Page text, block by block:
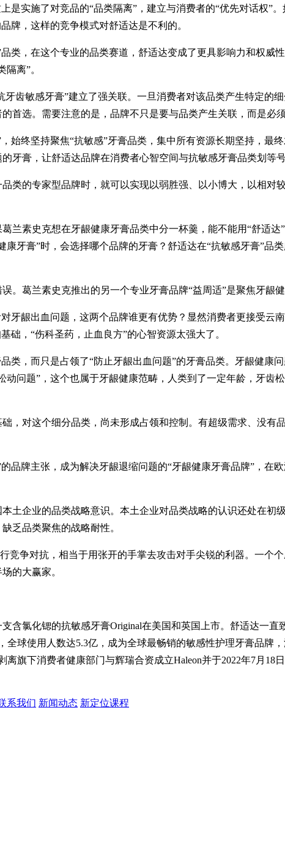
是实施了对竞品的“品类隔离”，建立与消费者的“优先对话权”
牌，这样的竞争模式对舒适达是不利的。
类，在这个专业的品类赛道，舒适达变成了更具影响力和权威
离”。
齿敏感牙膏”建立了强关联。一旦消费者对该品类产生特定的
首选。需要注意的是，品牌不只是要与品类产生关联，而是必
始终坚持聚焦“抗敏感”牙膏品类，集中所有资源长期坚持，最
牙膏，让舒适达品牌在消费者心智空间与抗敏感牙膏品类划等号
类的专家型品牌时，就可以实现以弱胜强、以小博大，以相对
兰素史克想在牙龈健康牙膏品类中分一杯羹，能不能用“舒适
牙膏”时，会选择哪个品牌的牙膏？舒适达在“抗敏感牙膏”品
。葛兰素史克推出的另一个专业牙膏品牌“益周适”是聚焦牙龈健
牙龈出血问题，这两个品牌谁更有优势？显然消费者更接受云
础，“伤科圣药，止血良方”的心智资源太强大了。
类，而只是占领了“防止牙龈出血问题”的牙膏品类。牙龈健康
问题”，这个也属于牙龈健康范畴，人类到了一定年龄，牙齿
，对这个细分品类，尚未形成占领和控制。有超级需求、没有
品牌主张，成为解决牙龈退缩问题的“牙龈健康牙膏品牌”，在
土企业的品类战略意识。本土企业对品类战略的认识还处在初
乏品类聚焦的战略耐性。
竞争对抗，相当于用张开的手掌去攻击对手尖锐的利器。一个
的大赢家。
含氯化锶的抗敏感牙膏Original在美国和英国上市。舒适达一
球使用人数达5.3亿，成为全球最畅销的敏感性护理牙膏品牌
旗下消费者健康部门与辉瑞合资成立Haleon并于2022年7月18
系我们 新闻动态 新定位课程